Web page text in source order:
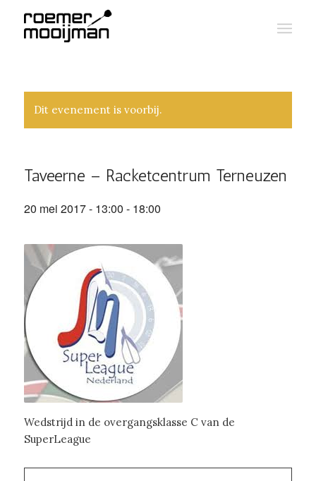
Dit evenement is voorbij.
Taveerne – Racketcentrum Terneuzen
20 mei 2017 - 13:00 - 18:00
Wedstrijd in de overgangsklasse C van de
SuperLeague